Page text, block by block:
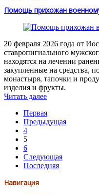
Помощь прихожан
20 февраля 2026 года от
ставропигиального
находятся на лечении
закупленные на средства,
монастыря, тапочки и
изделия и фрукты.
Читать далее
Первая
Предыдущая
4
5
6
Следующая
Последняя
Навигация